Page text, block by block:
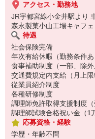
アクセス・勤務地
JR宇都宮線小金井駅より
森永製菓小山工場キャフ
待遇
社会保険完備
年次有給休暇（勤務条件あ
食事補助制度（一部、除外
交通費規定内支給（月上限
従業員紹介制度
各種研修制度
調理師免許取得支援制度（
調理師試験合格祝い金（1
応募資格・経験
学歴・年齢不問